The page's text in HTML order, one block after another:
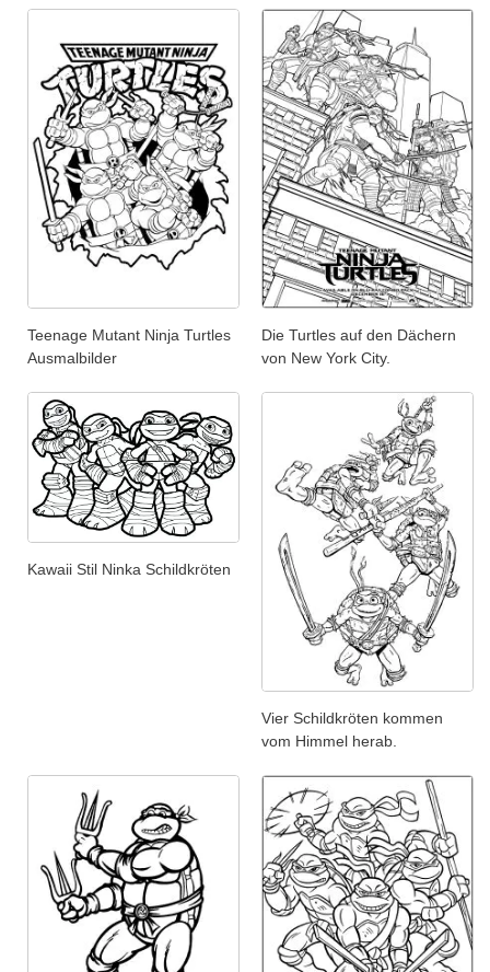
Teenage Mutant Ninja Turtles
Ausmalbilder
Die Turtles auf den Dächern
von New York City.
Kawaii Stil Ninka Schildkröten
Vier Schildkröten kommen
vom Himmel herab.